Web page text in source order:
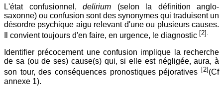
L'état confusionnel, delirium (selon la définition anglo-
saxonne) ou confusion sont des synonymes qui traduisent un
désordre psychique aigu relevant d'une ou plusieurs causes.
Il convient toujours d'en faire, en urgence, le diagnostic [2].
Identifier précocement une confusion implique la recherche
de sa (ou de ses) cause(s) qui, si elle est négligée, aura, à
son tour, des conséquences pronostiques péjoratives [2] (Cf
annexe 1).